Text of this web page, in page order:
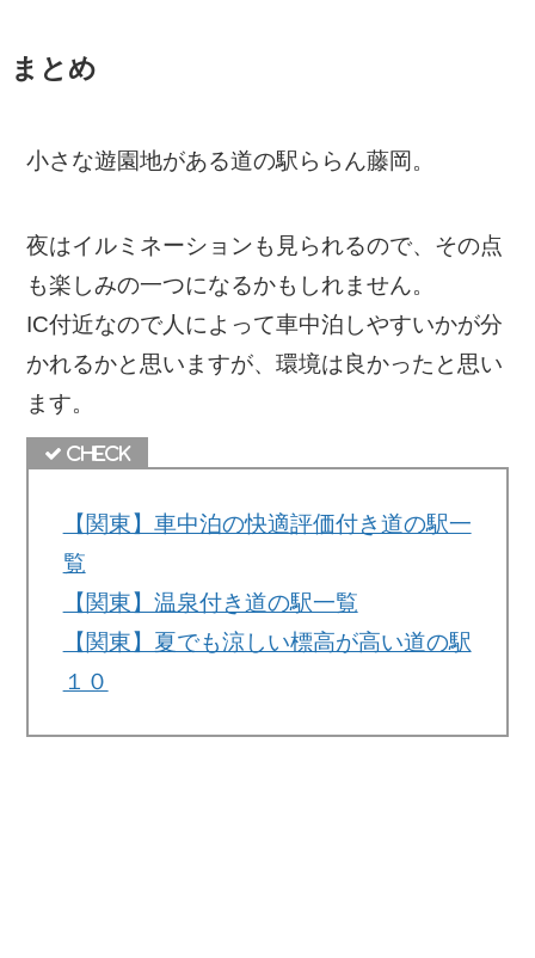
まとめ
小さな遊園地がある道の駅ららん藤岡。
夜はイルミネーションも見られるので、その点
も楽しみの一つになるかもしれません。
IC付近なので人によって車中泊しやすいかが分
かれるかと思いますが、環境は良かったと思い
ます。
【関東】車中泊の快適評価付き道の駅一
覧
【関東】温泉付き道の駅一覧
【関東】夏でも涼しい標高が高い道の駅
１０